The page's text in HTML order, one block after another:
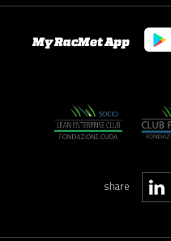
share
My RacMet App